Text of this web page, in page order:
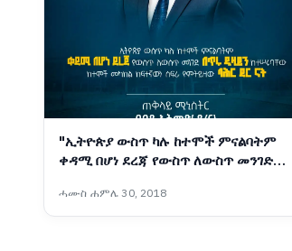
"ኢትዮጵያ ውስጥ ካሉ ከተሞች ምናልባትም
ቀዳሚ በሆነ ደረጃ የውስጥ ለውስጥ መንገድ
ከፍተኛውን ስፍራ የምትይዘው ባሕር ዳር
ናት።" - ጠቅላይ ሚኒስትር ዐቢይ አሕመድ
ሓሙስ ሐምሌ 30, 2018